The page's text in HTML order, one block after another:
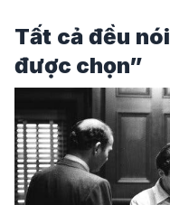
Tất cả đều
được chọn”